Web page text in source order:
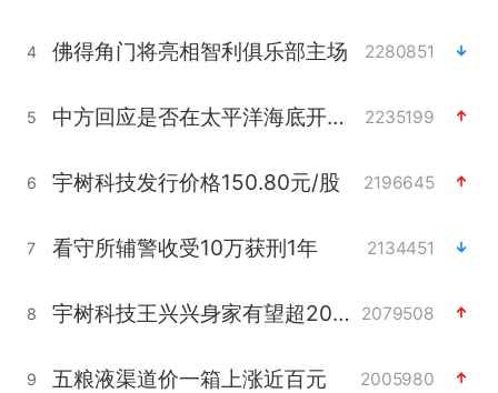
4 佛得角门将亮相智利俱乐部主场 2280851
5 中方回应是否在太平洋海底开采稀土 2235199
6 宇树科技发行价格150.80元/股 2196645
7 看守所辅警收受10万获刑1年 2134451
8 宇树科技王兴兴身家有望超200亿元 2079508
9 五粮液渠道价一箱上涨近百元 2005980